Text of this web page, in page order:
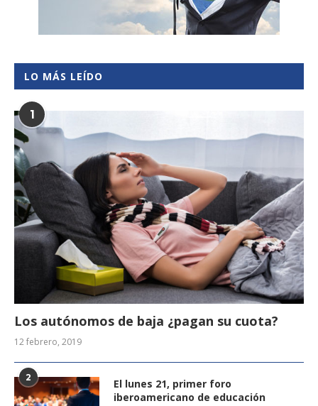
LO MÁS LEÍDO
1
Los autónomos de baja ¿pagan su cuota?
12 febrero, 2019
2
El lunes 21, primer foro
iberoamericano de educación